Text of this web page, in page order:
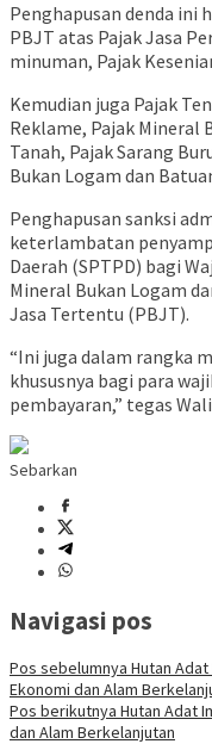
Penghapusan denda ini
PBJT atas Pajak Jasa
minuman, Pajak
Kemudian juga Pajak
Reklame, Pajak Mineral
Tanah, Pajak Sarang
Bukan Logam dan
Penghapusan sanksi
keterlambatan
Daerah (SPTPD) bagi
Mineral Bukan Logam
Jasa Tertentu (PBJT).
“Ini juga dalam rangka
khususnya bagi para
pembayaran,” tegas
Sebarkan
Navigasi pos
Pos sebelumnya Hutan
Ekonomi dan Alam
Pos berikutnya Hutan Adat
dan Alam Berkelanjutan